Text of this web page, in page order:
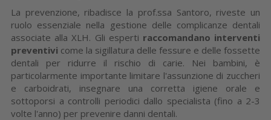
La prevenzione, ribadisce la prof.ssa Santoro, riveste un
ruolo essenziale nella gestione delle complicanze dentali
associate alla XLH. Gli esperti raccomandano interventi
preventivi come la sigillatura delle fessure e delle fossette
dentali per ridurre il rischio di carie. Nei bambini, è
particolarmente importante limitare l'assunzione di zuccheri
e carboidrati, insegnare una corretta igiene orale e
sottoporsi a controlli periodici dallo specialista (fino a 2-3
volte l'anno) per prevenire danni dentali.